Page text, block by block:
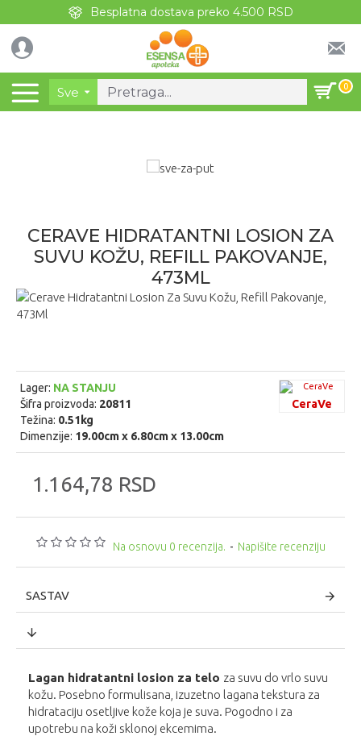
Besplatna dostava preko 4.500 RSD
Sve 0
CERAVE HIDRATANTNI LOSION ZA
SUVU KOŽU, REFILL PAKOVANJE,
473ML
Na osnovu 0 recenzija. - Napišite recenziju
1.164,78 RSD
Lager: NA STANJU
Šifra proizvoda: 20811
Težina: 0.51kg
Dimenzije: 19.00cm x 6.80cm x 13.00cm
CeraVe
SASTAV
Lagan hidratantni losion za telo za suvu do vrlo suvu
kožu. Posebno formulisana, izuzetno lagana tekstura za
hidrataciju osetljive kože koja je suva. Pogodno i za
upotrebu na koži sklonoj ekcemima.